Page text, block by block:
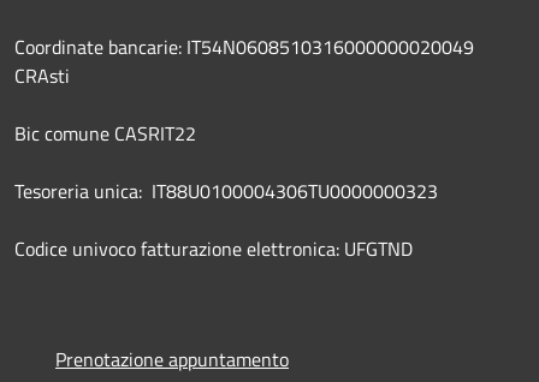
Coordinate bancarie: IT54N0608510316000000020049
CRAsti
Bic comune CASRIT22
Tesoreria unica: IT88U0100004306TU0000000323
Codice univoco fatturazione elettronica: UFGTND
Prenotazione appuntamento